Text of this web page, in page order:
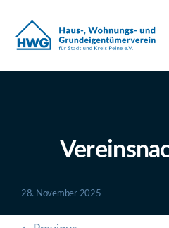
Inhalt
springen
28. November 2025